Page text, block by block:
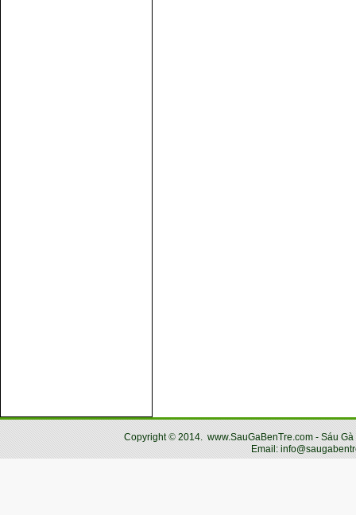
Copyright© 2014. www.SauGaBenTre.com - Sáu
Email: